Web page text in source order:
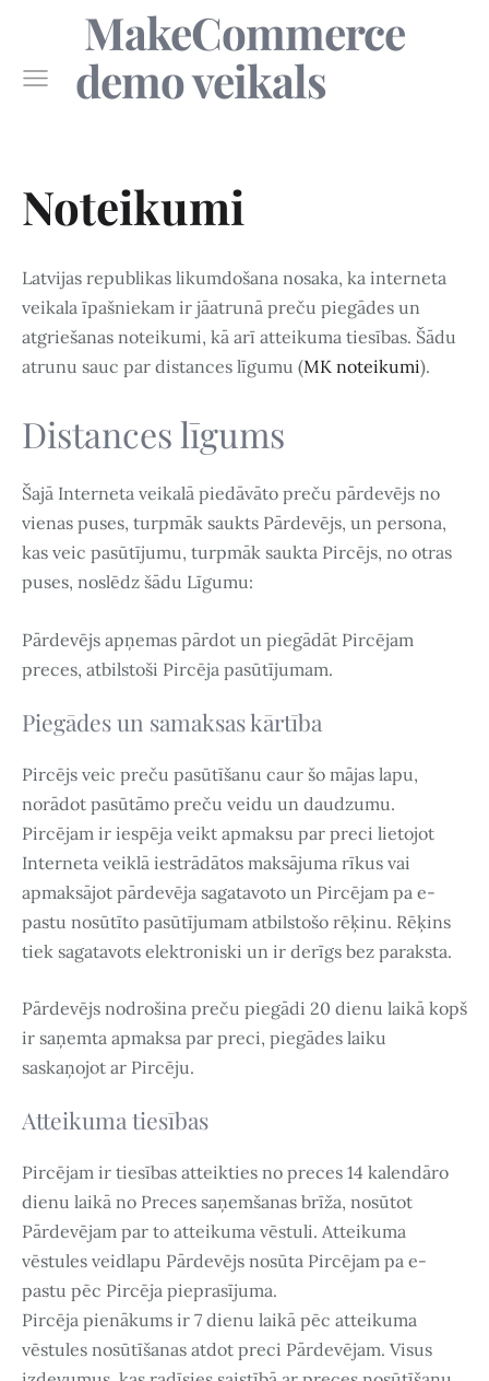
MakeCommerce
demo veikals
Noteikumi
Latvijas republikas likumdošana nosaka, ka interneta
veikala īpašniekam ir jāatrunā preču piegādes un
atgriešanas noteikumi, kā arī atteikuma tiesības. Šādu
atrunu sauc par distances līgumu (MK noteikumi).
Distances līgums
Šajā Interneta veikalā piedāvāto preču pārdevējs no
vienas puses, turpmāk saukts Pārdevējs, un persona,
kas veic pasūtījumu, turpmāk saukta Pircējs, no otras
puses, noslēdz šādu Līgumu:
Pārdevējs apņemas pārdot un piegādāt Pircējam
preces, atbilstoši Pircēja pasūtījumam.
Piegādes un samaksas kārtība
Pircējs veic preču pasūtīšanu caur šo mājas lapu,
norādot pasūtāmo preču veidu un daudzumu.
Pircējam ir iespēja veikt apmaksu par preci lietojot
Interneta veiklā iestrādātos maksājuma rīkus vai
apmaksājot pārdevēja sagatavoto un Pircējam pa e-
pastu nosūtīto pasūtījumam atbilstošo rēķinu. Rēķins
tiek sagatavots elektroniski un ir derīgs bez paraksta.
Pārdevējs nodrošina preču piegādi 20 dienu laikā kopš
ir saņemta apmaksa par preci, piegādes laiku
saskaņojot ar Pircēju.
Atteikuma tiesības
Pircējam ir tiesības atteikties no preces 14 kalendāro
dienu laikā no Preces saņemšanas brīža, nosūtot
Pārdevējam par to atteikuma vēstuli. Atteikuma
vēstules veidlapu Pārdevējs nosūta Pircējam pa e-
pastu pēc Pircēja pieprasījuma.
Pircēja pienākums ir 7 dienu laikā pēc atteikuma
vēstules nosūtīšanas atdot preci Pārdevējam. Visus